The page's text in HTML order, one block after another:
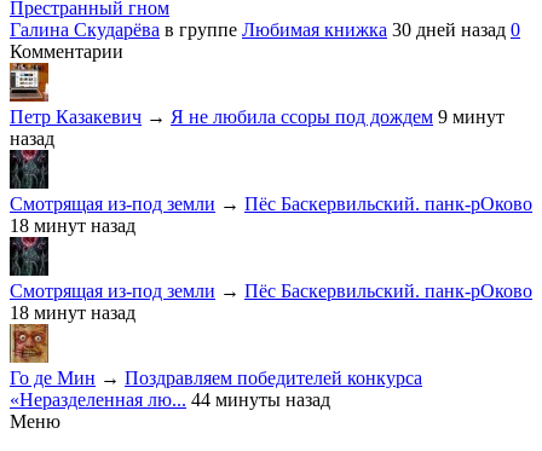
Престранный гном
Галина Скударёва в группе Любимая книжка 30 дней назад 0
Комментарии
Петр Казакевич → Я не любила ссоры под дождем 9 минут
назад
Смотрящая из-под земли → Пёс Баскервильский. панк-рОково
18 минут назад
Смотрящая из-под земли → Пёс Баскервильский. панк-рОково
18 минут назад
Го де Мин → Поздравляем победителей конкурса
«Неразделенная лю... 44 минуты назад
Меню